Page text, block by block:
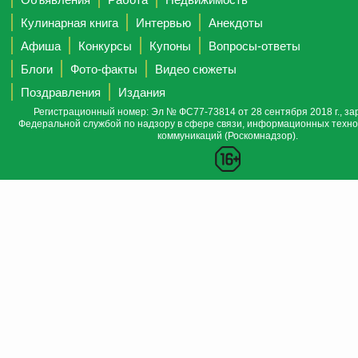
Кулинарная книга
Интервью
Анекдоты
Афиша
Конкурсы Купоны
Вопросы-ответы
Блоги
Фото-факты
Видео сюжеты
Поздравления
Издания
Регистрационный номер: Эл № ФС77-73814 от 28 сентября 2018 г.,
Федеральной службой по надзору в сфере связи, информационных
коммуникаций (Роскомнадзор).